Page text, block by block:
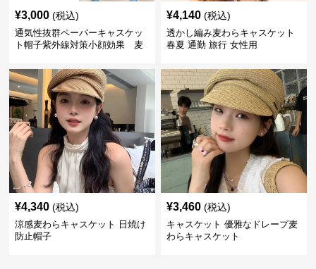
¥3,000 (税込)
通気性抜群ペーパーキャスケッ
ト帽子紫外線対策小顔効果 麦
¥4,140 (税込)
透かし編み麦わらキャスケット
春夏 通勤 旅行 女性用
¥4,340 (税込)
涼感麦わらキャスケット 日焼け
防止帽子
¥3,460 (税込)
キャスケット 優雅なドレープ麦
わらキャスケット